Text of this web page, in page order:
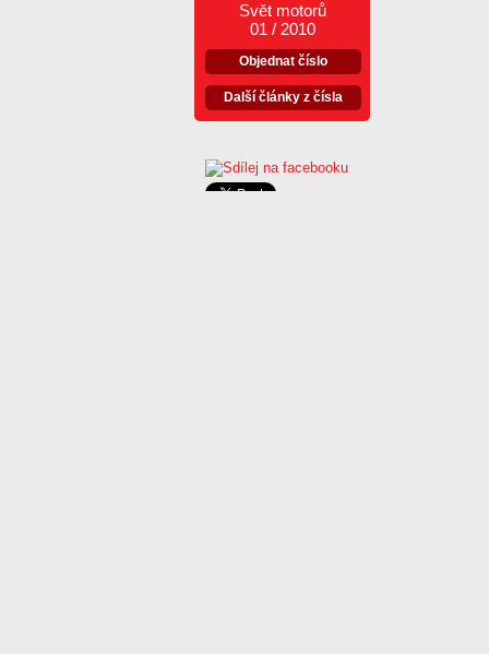
Svět motorů
01 / 2010
Objednat číslo
Další články z čísla